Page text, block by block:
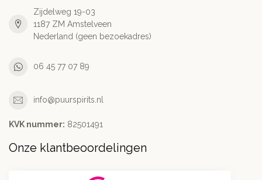
Zijdelweg 19-03
1187 ZM Amstelveen
Nederland (geen bezoekadres)
06 45 77 07 89
info@puurspirits.nl
KVK nummer: 82501491
Onze klantbeoordelingen